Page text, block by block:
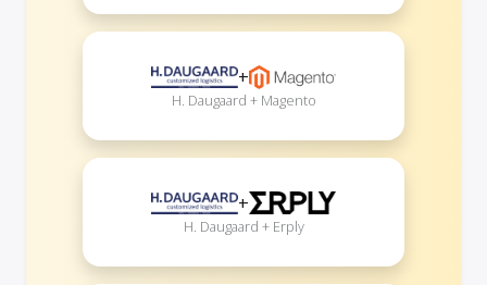
+
H. Daugaard + Magento
+
H. Daugaard + Erply